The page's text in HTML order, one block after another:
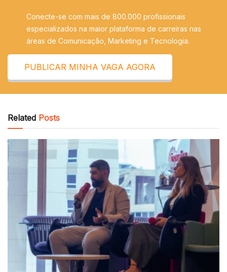
Conecte-se com mais de 800.000 profissionais
especializados na maior plataforma de carreiras nas
áreas de Comunicação, Marketing e Tecnologia.
PUBLICAR MINHA VAGA AGORA
Related Posts